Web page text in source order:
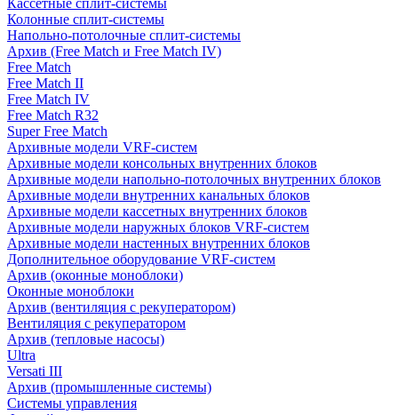
Кассетные сплит-системы
Колонные сплит-системы
Напольно-потолочные сплит-системы
Архив (Free Match и Free Match IV)
Free Match
Free Match II
Free Match IV
Free Match R32
Super Free Match
Архивные модели VRF-систем
Архивные модели консольных внутренних блоков
Архивные модели напольно-потолочных внутренних блоков
Архивные модели внутренних канальных блоков
Архивные модели кассетных внутренних блоков
Архивные модели наружных блоков VRF-систем
Архивные модели настенных внутренних блоков
Дополнительное оборудование VRF-систем
Архив (оконные моноблоки)
Оконные моноблоки
Архив (вентиляция с рекуператором)
Вентиляция с рекуператором
Архив (тепловые насосы)
Ultra
Versati III
Архив (промышленные системы)
Системы управления